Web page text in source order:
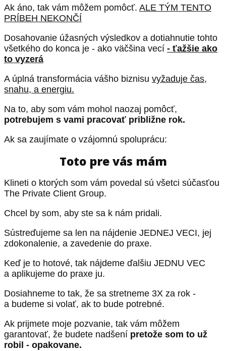
Ak áno, tak vám môžem pomôcť. ALE TÝM TENTO
PRÍBEH NEKONČÍ
Dosahovanie úžasných výsledkov a dotiahnutie tohto
všetkého do konca je - ako väčšina vecí - ťažšie ako
to vyzerá
A úplná transformácia vášho biznisu vyžaduje čas,
snahu, a energiu.
Na to, aby som vám mohol naozaj pomôcť,
potrebujem s vami pracovať približne rok.
Ak sa zaujímate o vzájomnú spoluprácu:
Toto pre vás mám
Klineti o ktorých som vám povedal sú všetci súčasťou
The Private Client Group.
Chcel by som, aby ste sa k nám pridali.
Sústreďujeme sa len na nájdenie JEDNEJ VECI, jej
zdokonalenie, a zavedenie do praxe.
Keď je to hotové, tak nájdeme ďalšiu JEDNU VEC
a aplikujeme do praxe ju.
Dosiahneme to tak, že sa stretneme 3X za rok -
a budeme si volať, ak to bude potrebné.
Ak prijmete moje pozvanie, tak vám môžem
garantovať, že budete nadšení pretože som to už
robil - opakovane.